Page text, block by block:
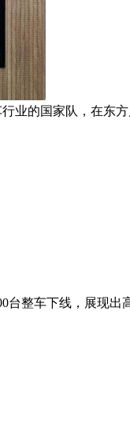
业的国家队，在东
台整车下线，展现